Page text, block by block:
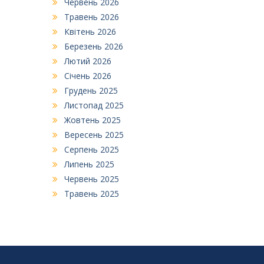
Травень 2026
Квітень 2026
Березень 2026
Лютий 2026
Січень 2026
Грудень 2025
Листопад 2025
Жовтень 2025
Вересень 2025
Серпень 2025
Липень 2025
Червень 2025
Травень 2025